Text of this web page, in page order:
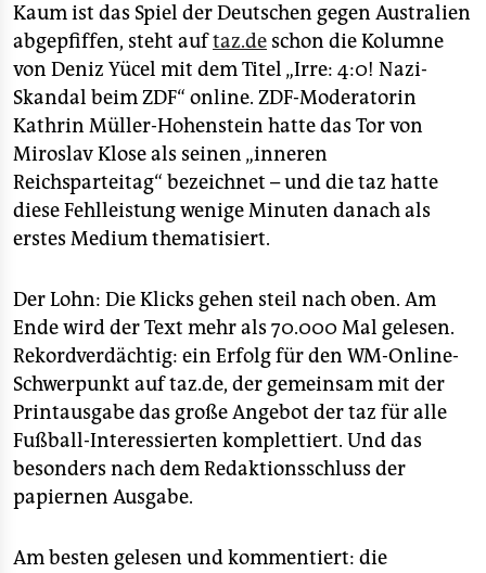
wahrheit
verlag
verlag
veranstaltungen
shop
fragen & hilfe
abo
genossenschaft
epaper login
Kaum ist das Spiel der Deutschen gegen Australien
abgepfiffen, steht auftaz.de schon die Kolumne
von Deniz Yücel mit dem Titel „Irre: 4:0! Nazi-
Skandal beim ZDF“ online. ZDF-Moderatorin
Kathrin Müller-Hohenstein hatte das Tor von
Miroslav Klose als seinen „inneren
Reichsparteitag“ bezeichnet – und die taz hatte
diese Fehlleistung wenige Minuten danach als
erstes Medium thematisiert.
Der Lohn: Die Klicks gehen steil nach oben. Am
Ende wird der Text mehr als 70.000 Mal gelesen.
Rekordverdächtig: ein Erfolg für den WM-Online-
Schwerpunkt auf taz.de, der gemeinsam mit der
Printausgabe das große Angebot der taz für alle
Fußball-Interessierten komplettiert. Und das
besonders nach dem Redaktionsschluss der
papiernen Ausgabe.
Am besten gelesen und kommentiert: die